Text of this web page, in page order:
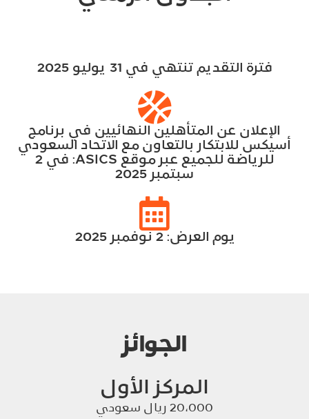
فترة التقديم تنتهي في 31 يوليو 2025
الإعلان عن المتأهلين النهائيين في برنامج
أسيكس للابتكار بالتعاون مع الاتحاد السعودي
للرياضة للجميع عبر موقع ASICS: في 2
سبتمبر 2025
يوم العرض: 2 نوفمبر 2025
الجوائز
المركز الأول
20،000 ريال سعودي